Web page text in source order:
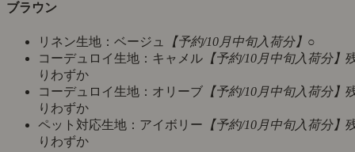
ブラウン
リネン生地：ベージュ 【予約/10月中旬入荷分】 ○
コーデュロイ生地：キャメル 【予約/10月中旬入荷分】
りわずか
コーデュロイ生地：オリーブ 【予約/10月中旬入荷分】
りわずか
ペット対応生地：アイボリー 【予約/10月中旬入荷分】
りわずか